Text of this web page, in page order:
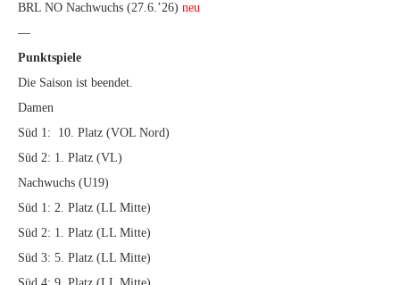
BRL NO Nachwuchs (27.6.’26) neu
—
Punktspiele
Die Saison ist beendet.
Damen
Süd 1: 10. Platz (VOL Nord)
Süd 2: 1. Platz (VL)
Nachwuchs (U19)
Süd 1: 2. Platz (LL Mitte)
Süd 2: 1. Platz (LL Mitte)
Süd 3: 5. Platz (LL Mitte)